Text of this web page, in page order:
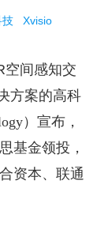
技 Xvisio
空间感知交
方案的高科
）宣布，
基金领投，
资本、联通